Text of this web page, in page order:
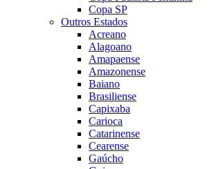
Copa SP
Outros Estados
Acreano
Alagoano
Amapaense
Amazonense
Baiano
Brasiliense
Capixaba
Carioca
Catarinense
Cearense
Gaúcho